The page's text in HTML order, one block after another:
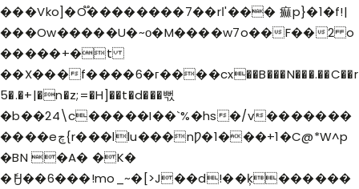
���Vko]�O֟��������7��rߊ'��� 痲p}�1�f!|
���Ow�����U�~о�M����w7o��F��2 o
�����+�t
��X���f����6�г����cx��B���N���.��C��r
5�.�+|�n�z;=�H]��t�d���뻓
�b��24\c�����I��`%�hs�/v�������
����eچ{r���llu���nǷ�1���+1�C@*W^p
�BN �A� �K�
�ެӇ��6���!mo_~�[>J��d!��ķ������